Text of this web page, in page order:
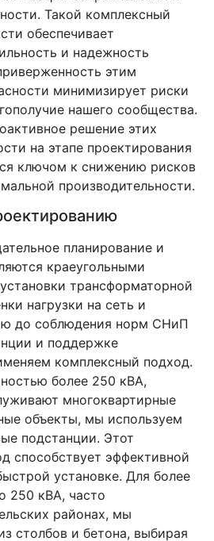
Такой комплексный
обеспечивает
и надежность
этим
минимизирует риски
нашего сообщества.
решение этих
на этапе проектирования
ключом к снижению рисков
производительности.
планирование и
краеугольными
трансформаторной
нагрузки на сеть и
до соблюдения норм СНиП
и поддержке
комплексный подход.
более 250 кВА,
многоквартирные
объекты, мы используем
подстанции. Этот
способствует эффективной
установке. Для более
250 кВА, часто
районах, мы
столбов и бетона, выбирая